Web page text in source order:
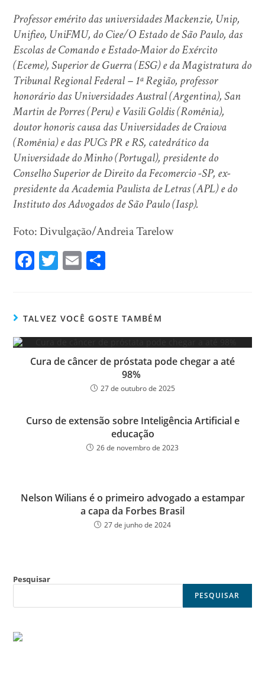
Professor emérito das universidades Mackenzie, Unip,
Unifieo, UniFMU, do Ciee/O Estado de São Paulo, das
Escolas de Comando e Estado-Maior do Exército
(Eceme), Superior de Guerra (ESG) e da Magistratura do
Tribunal Regional Federal – 1ª Região, professor
honorário das Universidades Austral (Argentina), San
Martin de Porres (Peru) e Vasili Goldis (Romênia),
doutor honoris causa das Universidades de Craiova
(Romênia) e das PUCs PR e RS, catedrático da
Universidade do Minho (Portugal), presidente do
Conselho Superior de Direito da Fecomercio -SP, ex-
presidente da Academia Paulista de Letras (APL) e do
Instituto dos Advogados de São Paulo (Iasp).
Foto: Divulgação/Andreia Tarelow
Fa
ok
T
er
E
TALVEZ VOCÊ GOSTE TAMBÉM
Cura de câncer de próstata pode chegar a até
98%
27 de outubro de 2025
Curso de extensão sobre Inteligência Artificial e
educação
26 de novembro de 2023
Nelson Wilians é o primeiro advogado a estampar
a capa da Forbes Brasil
27 de junho de 2024
Pesquisar
PESQUISAR